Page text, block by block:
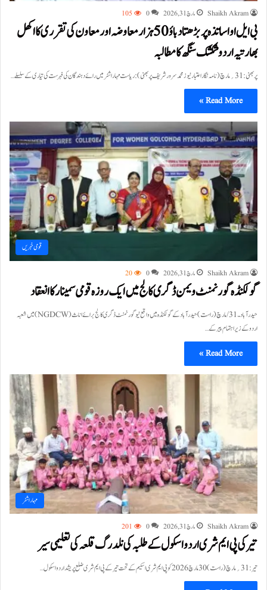
Shaikh Akram مارچ 31, 2026 0
105
بی ایل او اساتذہ پر بڑھتا دباؤ 50 ہزار معاوضہ اور معاون کی تقرری کا اکھل
بھارتیہ اردو شکشک سنگھ کا مطالبہ
پربھنی :31؍مارچ (نامہ نگار اعتبار نیوز محمد سرور شریف پربھنی):ریاست مہاراشٹر میں رائے دہندگان کی فہرست کی تیاری کے سلسلے…
Read More »
قومی خبریں
Shaikh Akram مارچ 31, 2026 0
20
گولکنڈہ گورنمنٹ ویمن ڈگری کالج میں ایک روزہ قومی سمینار کا انعقاد
حیدرآباد۔31/مارچ(راست)حیدرآباد کے گولکنڈہ میں واقع نیو گورنمنٹ ڈگری کالج برائے اناث (NGDCW) میں شعبہ
اردو کے زیر اہتمام پیر کے…
Read More »
مہاراشٹر
Shaikh Akram مارچ 31, 2026 0
201
تیر کی پی ایم شری اردو اسکول کے طلبہ کی نلدرگ قلعہ کی تعلیمی سیر
تیر:31؍مارچ (راست) 30 مارچ 2026 کو پی ایم شری اسکیم کے تحت تیر کے پی ایم شری ضلع پریشد اردو اسکول…